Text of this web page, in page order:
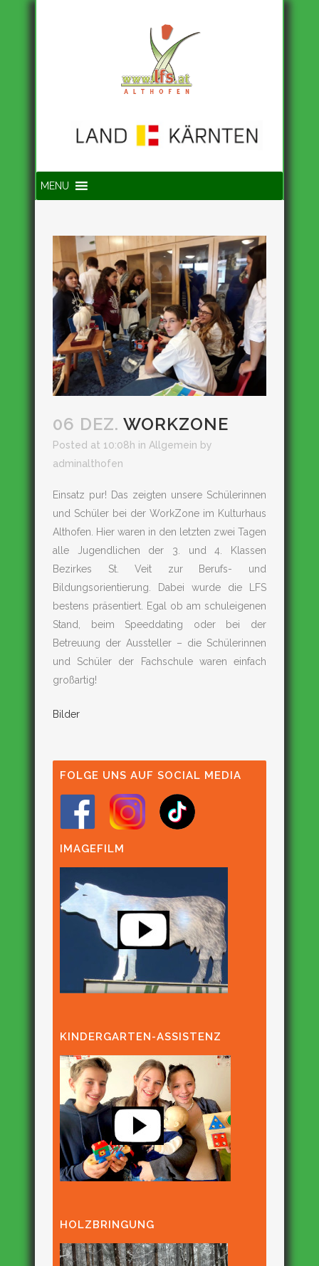
MENU
06 DEZ. WORKZONE
Posted at 10:08h in Allgemein by
adminalthofen
Einsatz pur! Das zeigten unsere Schülerinnen
und Schüler bei der WorkZone im Kulturhaus
Althofen. Hier waren in den letzten zwei Tagen
alle Jugendlichen der 3. und 4. Klassen
Bezirkes St. Veit zur Berufs- und
Bildungsorientierung. Dabei wurde die LFS
bestens präsentiert. Egal ob am schuleigenen
Stand, beim Speeddating oder bei der
Betreuung der Aussteller – die Schülerinnen
und Schüler der Fachschule waren einfach
großartig!
Bilder
FOLGE UNS AUF SOCIAL MEDIA
IMAGEFILM
KINDERGARTEN-ASSISTENZ
HOLZBRINGUNG